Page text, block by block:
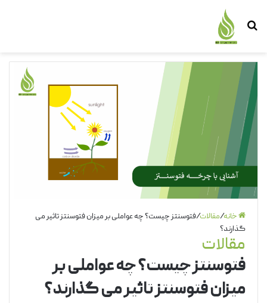
جستجو
برای
خانه/مقالات/فتوسنتز چیست؟ چه عواملی بر میزان فتوسنتز تاثیر می
گذارند؟
مقالات
فتوسنتز چیست؟ چه عواملی بر
میزان فتوسنتز تاثیر می گذارند؟